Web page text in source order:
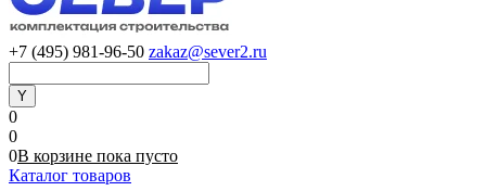
+7 (495) 981-96-50 zakaz@sever2.ru
0
0
0В корзине пока пусто
Каталог товаров